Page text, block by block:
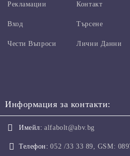
Рекламации
Вход
Чести Въпроси
Контакт
Търсене
Лични Данни
Информация за контакти:
Имейл: alfabolt@abv.bg
Телефон: 052 /33 33 89, GSM: